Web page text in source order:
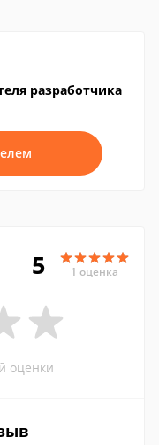
разработчика
5 1 оценка
оценки